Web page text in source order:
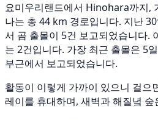
요미우리랜드에서 Hinohara까지,
나는 총 44 km 경로입니다. 지난
서 곰 출몰이 5건 보고되었습니다.
는 2건입니다. 가장 최근 출몰은 5
부근에서 보고되었습니다.
활동이 이렇게 가까이 있으니 걸으
레이를 휴대하며, 새벽과 해질녘 숲